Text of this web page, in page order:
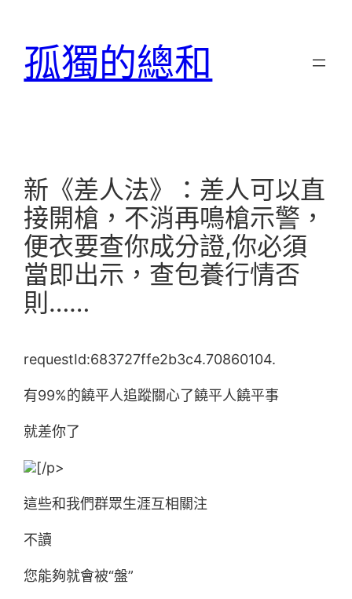
孤獨的總和
新《差人法》：差人可以直
接開槍，不消再鳴槍示警，
便衣要查你成分證,你必須
當即出示，查包養行情否
則……
requestId:683727ffe2b3c4.70860104.
有99%的饒平人追蹤關心了饒平人饒平事
就差你了
[/p>
這些和我們群眾生涯互相關注
不讀
您能夠就會被“盤”